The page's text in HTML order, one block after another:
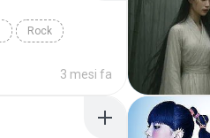
Rock
3 mesi fa